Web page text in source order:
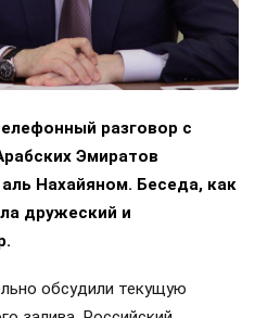
разговор с
Эмиратов
Нахайяном. Беседа, как
дружеский и
обсудили текущую